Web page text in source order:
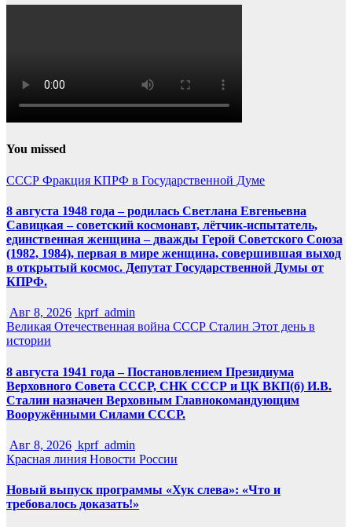
You missed
СССР Фракция КПРФ в Государственной Думе
8 августа 1948 года – родилась Светлана Евгеньевна
Савицкая – советский космонавт, лётчик-испытатель,
единственная женщина – дважды Герой Советского Союза
(1982, 1984), первая в мире женщина, совершившая выход
в открытый космос. Депутат Государственной Думы от
КПРФ.
Авг 8, 2026 kprf_admin
Великая Отечественная война СССР Сталин Этот день в
истории
8 августа 1941 года – Постановлением Президиума
Верховного Совета СССР, СНК СССР и ЦК ВКП(б) И.В.
Сталин назначен Верховным Главнокомандующим
Вооружёнными Силами СССР.
Авг 8, 2026 kprf_admin
Красная линия Новости России
Новый выпуск программы «Хук слева»: «Что и
требовалось доказать!»